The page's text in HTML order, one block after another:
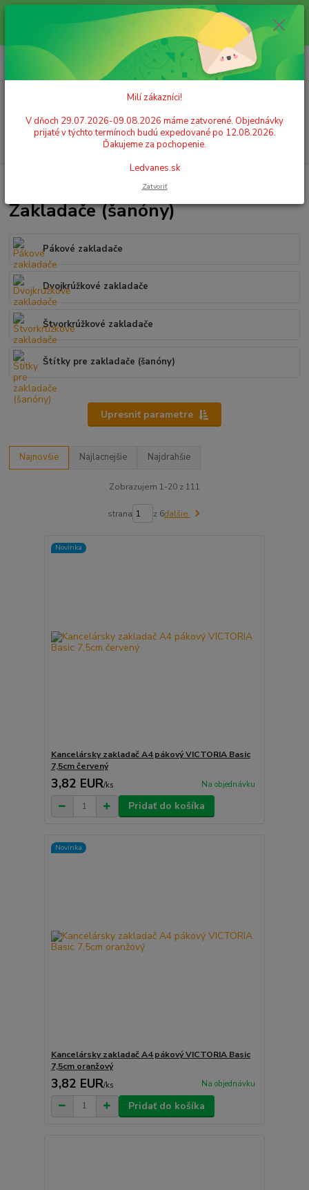
Milí zákazníci! V dňoch 29.07.2026-09.08.2026 máme zatvorené.
Objednávky prijaté v týchto termínoch budú expedované po 12.08.2026.
Ďakujeme za pochopenie. Ledvanes.sk
+421 908 755 958
Po. - Pia. od 9:00 hod. - 16:00 hod.
za0,00 EUR
Zakladače (šanóny)
Pákové zakladače
Dvojkrúžkové zakladače
Štvorkrúžkové zakladače
Štítky pre zakladače (šanóny)
Upresniť parametre
Najnovšie Najlacnejšie Najdrahšie
Zobrazujem 1-20 z 111
strana z 6ďalšie
Novinka
Kancelársky zakladač A4 pákový VICTORIA Basic
7,5cm červený
3,82 EUR/ks Na objednávku
Pridať do košíka
Novinka
Kancelársky zakladač A4 pákový VICTORIA Basic
7,5cm oranžový
3,82 EUR/ks Na objednávku
Pridať do košíka
Milí zákazníci!
V dňoch 29.07.2026-09.08.2026 máme zatvorené. Objednávky
prijaté v týchto termínoch budú expedované po 12.08.2026.
Ďakujeme za pochopenie.
Ledvanes.sk
Zatvoriť